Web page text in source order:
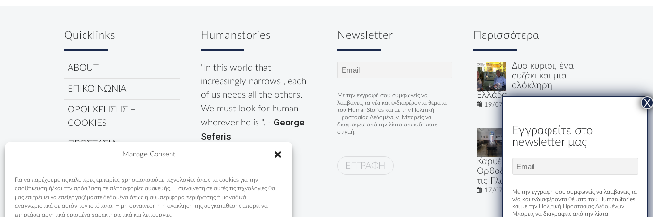
Manage Consent
Για να παρέχουμε τις καλύτερες εμπειρίες, χρησιμοποιούμε τεχνολογίες όπως τα cookies για την
αποθήκευση ή/και την πρόσβαση σε πληροφορίες συσκευής. Η συναίνεση σε αυτές τις τεχνολογίες θα
μας επιτρέψει να επεξεργαζόμαστε δεδομένα όπως η συμπεριφορά περιήγησης ή μοναδικά
αναγνωριστικά σε αυτόν τον ιστότοπο. Η μη συναίνεση ή η ανάκληση της συγκατάθεσης μπορεί να
επηρεάσει αρνητικά ορισμένα χαρακτηριστικά και λειτουργίες.
Quicklinks
ABOUT
ΕΠΙΚΟΙΝΩΝΙΑ
ΟΡΟΙ ΧΡΗΣΗΣ –
COOKIES
ΠΡΟΣΤΑΣΙΑ
ΔΕΔΟΜΕΝΩΝ
ΠΟΛΙΤΙΚΗ COOKIES
Humanstories
"In this world that
increasingly narrows , each
of us needs all the others.
We must look for human
wherever he is ". - George
Seferis
Newsletter
Email
Με την εγγραφή σου συμφωνείς να
λαμβάνεις τα νέα και ενδιαφέροντα θέματα
του HumanStories και με την Πολιτική
Προστασίας Δεδομένων. Μπορείς να
διαγραφείς από την λίστα οποιαδήποτε
στιγμή.
Περισσότερα
Δύο κύριοι, ένα
ουζάκι και μία
ολόκληρη
Ελλάδα
19/07/2026
Εστιατόριο-
Ξενώνας
Καρυές: Εκεί που η
Ορθοδοξία Μιλάει Όλες
τις Γλώσσες του Κόσμου
17/07/2026
Εγγραφείτε στο
newsletter μας
Με την εγγραφή σου συμφωνείς να λαμβάνεις τα
νέα και ενδιαφέροντα θέματα του HumanStories
και με την Πολιτική Προστασίας Δεδομένων
Μπορείς να διαγραφείς από την λίστα